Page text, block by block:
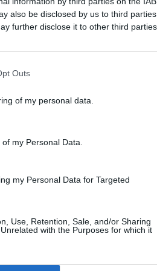
also be disclosed by us to third
further disclose it to other third parties.
Outs
of my personal data.
my Personal Data.
my Personal Data for Targeted
Use, Retention, Sale, and/or Sharing
with the Purposes for which it
(MS) is megemelte az OTP-célárát
a magyar bank papírjaira
idén már több mint 35
belüli